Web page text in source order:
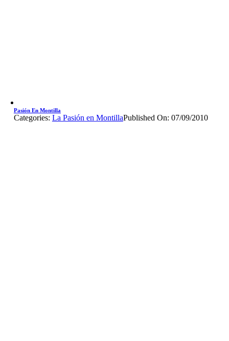
Pasión En Montilla
Categories: La Pasión en MontillaPublished On: 07/09/2010